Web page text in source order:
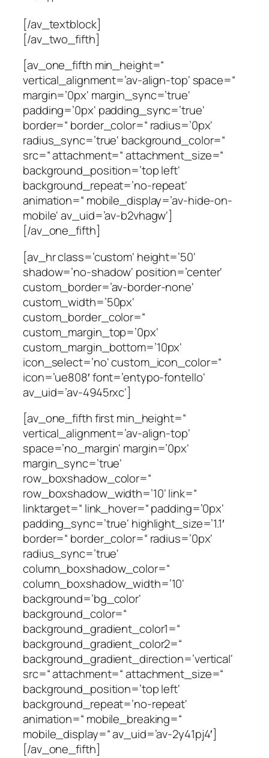
[/av_textblock]
[/av_two_fifth]
[av_one_fifth min_height=“
vertical_alignment=’av-align-top‘ space=“
margin=’0px‘ margin_sync=’true‘
padding=’0px‘ padding_sync=’true‘
border=“ border_color=“ radius=’0px‘
radius_sync=’true‘ background_color=“
src=“ attachment=“ attachment_size=“
background_position=’top left‘
background_repeat=’no-repeat‘
animation=“ mobile_display=’av-hide-on-
mobile‘ av_uid=’av-b2vhagw‘]
[/av_one_fifth]
[av_hr class=’custom‘ height=’50‘
shadow=’no-shadow‘ position=’center‘
custom_border=’av-border-none‘
custom_width=’50px‘
custom_border_color=“
custom_margin_top=’0px‘
custom_margin_bottom=’10px‘
icon_select=’no‘ custom_icon_color=“
icon=’ue808′ font=’entypo-fontello‘
av_uid=’av-4945rxc‘]
[av_one_fifth first min_height=“
vertical_alignment=’av-align-top‘
space=’no_margin‘ margin=’0px‘
margin_sync=’true‘
row_boxshadow_color=“
row_boxshadow_width=’10‘ link=“
linktarget=“ link_hover=“ padding=’0px‘
padding_sync=’true‘ highlight_size=’1.1′
border=“ border_color=“ radius=’0px‘
radius_sync=’true‘
column_boxshadow_color=“
column_boxshadow_width=’10‘
background=’bg_color‘
background_color=“
background_gradient_color1=“
background_gradient_color2=“
background_gradient_direction=’vertical‘
src=“ attachment=“ attachment_size=“
background_position=’top left‘
background_repeat=’no-repeat‘
animation=“ mobile_breaking=“
mobile_display=“ av_uid=’av-2y41pj4′]
[/av_one_fifth]